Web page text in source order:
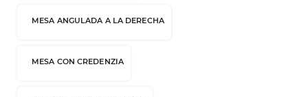
MESA ANGULADA A LA DERECHA
MESA CON CREDENZIA